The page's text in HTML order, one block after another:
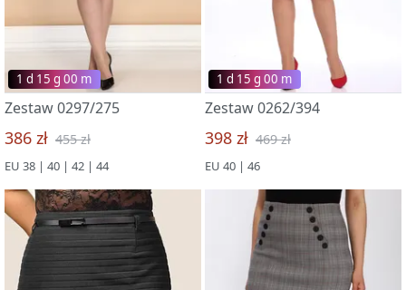
1 d 15 g 00 m
Zestaw 0297/275
386 zł 455 zł
EU 38 | 40 | 42 | 44
1 d 15 g 00 m
Zestaw 0262/394
398 zł 469 zł
EU 40 | 46